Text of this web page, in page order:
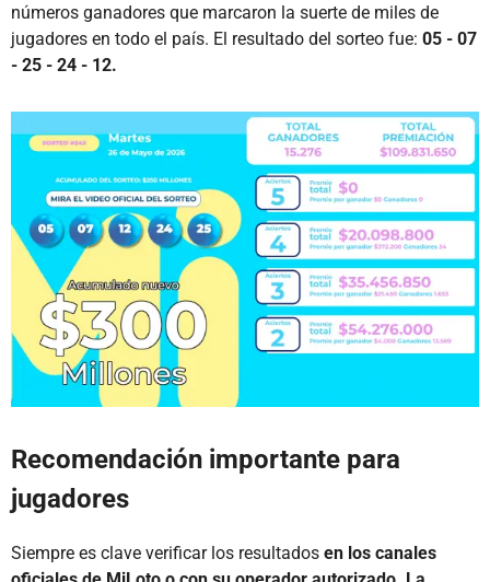
números ganadores que marcaron la suerte de miles de
jugadores en todo el país. El resultado del sorteo fue: 05 - 07
- 25 - 24 - 12.
Recomendación importante para
jugadores
Siempre es clave verificar los resultados en los canales